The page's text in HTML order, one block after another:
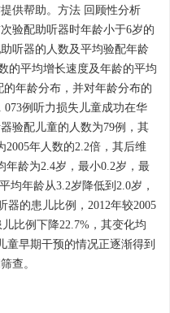
供帮助。方法 回顾性分析
验配助听器时年龄小于6岁的
听器的人数及平均验配年龄
的平均增长速度及年龄的平均
年龄分布，并对年龄分布的
例听力损失儿童成功在华
验配儿童的人数为79例，其
2005年人数的2.2倍，其后维
年龄为2.4岁，最小0.2岁，最
均年龄从3.2岁降低到2.0岁，
器的患儿比例，2012年较2005
比例下降22.7%，其变化均
童早期干预的情况正逐渐得到
查。